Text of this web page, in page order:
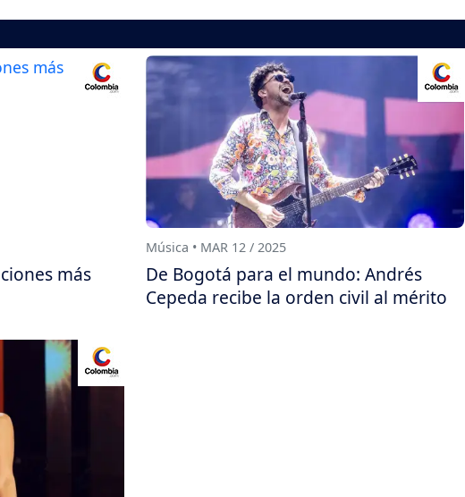
más
Música • MAR 12 / 2025
De Bogotá para el mundo: Andrés
Cepeda recibe la orden civil al mérito